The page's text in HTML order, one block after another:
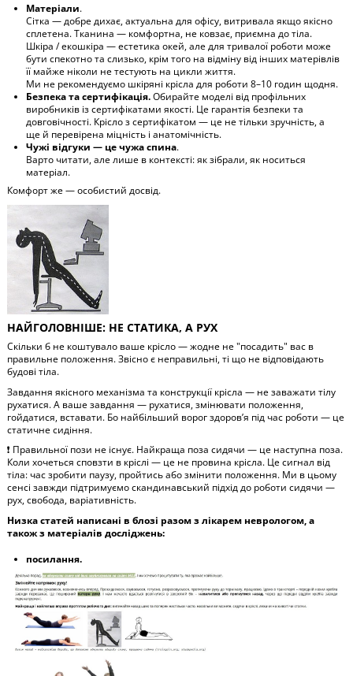
Матеріали.
Сітка — добре дихає, актуальна для офісу, витривала якщо якісно
сплетена. Тканина — комфортна, не ковзає, приємна до тіла.
Шкіра / екошкіра — естетика окей, але для тривалої роботи може
бути спекотно та слизько, крім того на відміну від інших матерівлів
її майже ніколи не тестують на цикли життя.
Ми не рекомендуємо шкіряні крісла для роботи 8–10 годин щодня.
Безпека та сертифікація.Обирайте моделі від профільних
виробників із сертифікатами якості. Це гарантія безпеки та
довговічності. Крісло з сертифікатом — це не тільки зручність, а
ще й перевірена міцність і анатомічність.
Чужі відгуки — це чужа спина.
Варто читати, але лише в контексті: як зібрали, як носиться
матеріал.
Комфорт же — особистий досвід.
НАЙГОЛОВНІШЕ: НЕ СТАТИКА, А РУХ
Скільки б не коштувало ваше крісло — жодне не "посадить" вас в
правильне положення. Звісно є неправильні, ті що не відповідають
будові тіла.
Завдання якісного механізма та конструкції крісла — не заважати тілу
рухатися. А ваше завдання — рухатися, змінювати положення,
гойдатися, вставати. Бо найбільший ворог здоров’я під час роботи — це
статичне сидіння.
❗ Правильної пози не існує. Найкраща поза сидячи — це наступна поза.
Коли хочеться сповзти в кріслі — це не провина крісла. Це сигнал від
тіла: час зробити паузу, пройтись або змінити положення. Ми в цьому
сенсі завжди підтримуємо скандинавський підхід до роботи сидячи —
рух, свобода, варіативність.
Низка статей написані в блозі разом з лікарем неврологом, а
також з матеріалів досліджень:
посилання.